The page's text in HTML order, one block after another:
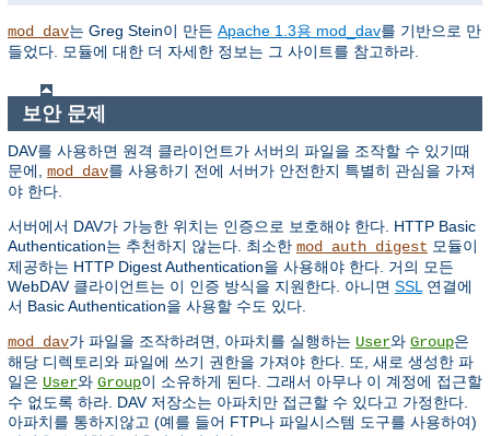
mod_dav는 Greg Stein이 만든 Apache 1.3용 mod_dav를 기반으로 만
들었다. 모듈에 대한 더 자세한 정보는 그 사이트를 참고하라.
보안 문제
DAV를 사용하면 원격 클라이언트가 서버의 파일을 조작할 수 있기때
문에, mod_dav를 사용하기 전에 서버가 안전한지 특별히 관심을 가져
야 한다.
서버에서 DAV가 가능한 위치는 인증으로 보호해야 한다. HTTP Basic
Authentication는 추천하지 않는다. 최소한 mod_auth_digest 모듈이
제공하는 HTTP Digest Authentication을 사용해야 한다. 거의 모든
WebDAV 클라이언트는 이 인증 방식을 지원한다. 아니면 SSL 연결에
서 Basic Authentication을 사용할 수도 있다.
mod_dav가 파일을 조작하려면, 아파치를 실행하는 User와 Group은
해당 디렉토리와 파일에 쓰기 권한을 가져야 한다. 또, 새로 생성한 파
일은 User와 Group이 소유하게 된다. 그래서 아무나 이 계정에 접근할
수 없도록 하라. DAV 저장소는 아파치만 접근할 수 있다고 가정한다.
아파치를 통하지않고 (예를 들어 FTP나 파일시스템 도구를 사용하여)